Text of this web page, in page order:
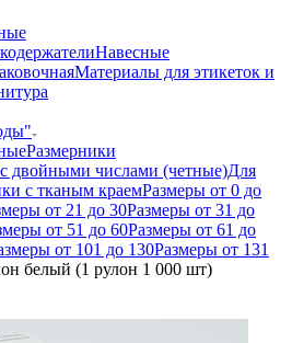
Навесные
Материалы для этикеток и
Размерники
двойными числами (четные)Для
с тканым краемРазмеры от 0 до
от 21 до 30Размеры от 31 до
от 51 до 60Размеры от 61 до
от 101 до 130Размеры от 131
белый (1 рулон 1 000 шт)